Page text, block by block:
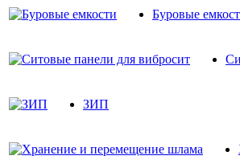
Буровые
ЗИП